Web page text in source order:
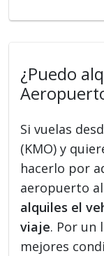
¿Puedo
Si vuelas
(KMO) y
hacerlo por
aeropuerto
alquiles el
viaje. Por un
mejores